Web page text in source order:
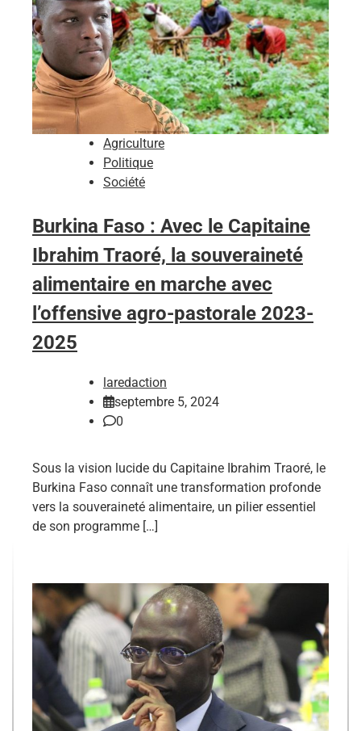
Agriculture
Politique
Société
Burkina Faso : Avec le Capitaine
Ibrahim Traoré, la souveraineté
alimentaire en marche avec
l’offensive agro-pastorale 2023-
2025
laredaction
septembre 5, 2024
0
Sous la vision lucide du Capitaine Ibrahim Traoré, le
Burkina Faso connaît une transformation profonde
vers la souveraineté alimentaire, un pilier essentiel
de son programme […]